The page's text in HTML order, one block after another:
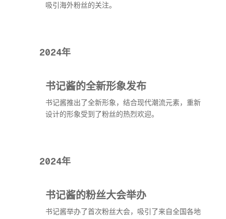
吸引海外粉丝的关注。
2024年
书记酱的全新形象发布
书记酱推出了全新形象，结合现代潮流元素，重新
设计的形象受到了粉丝的热烈欢迎。
2024年
书记酱的粉丝大会举办
书记酱举办了首次粉丝大会，吸引了来自全国各地